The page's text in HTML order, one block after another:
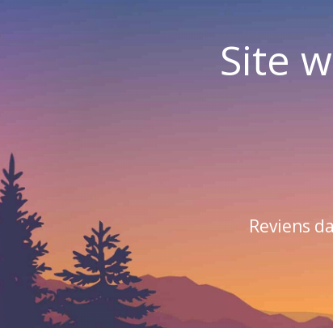
Site
Reviens